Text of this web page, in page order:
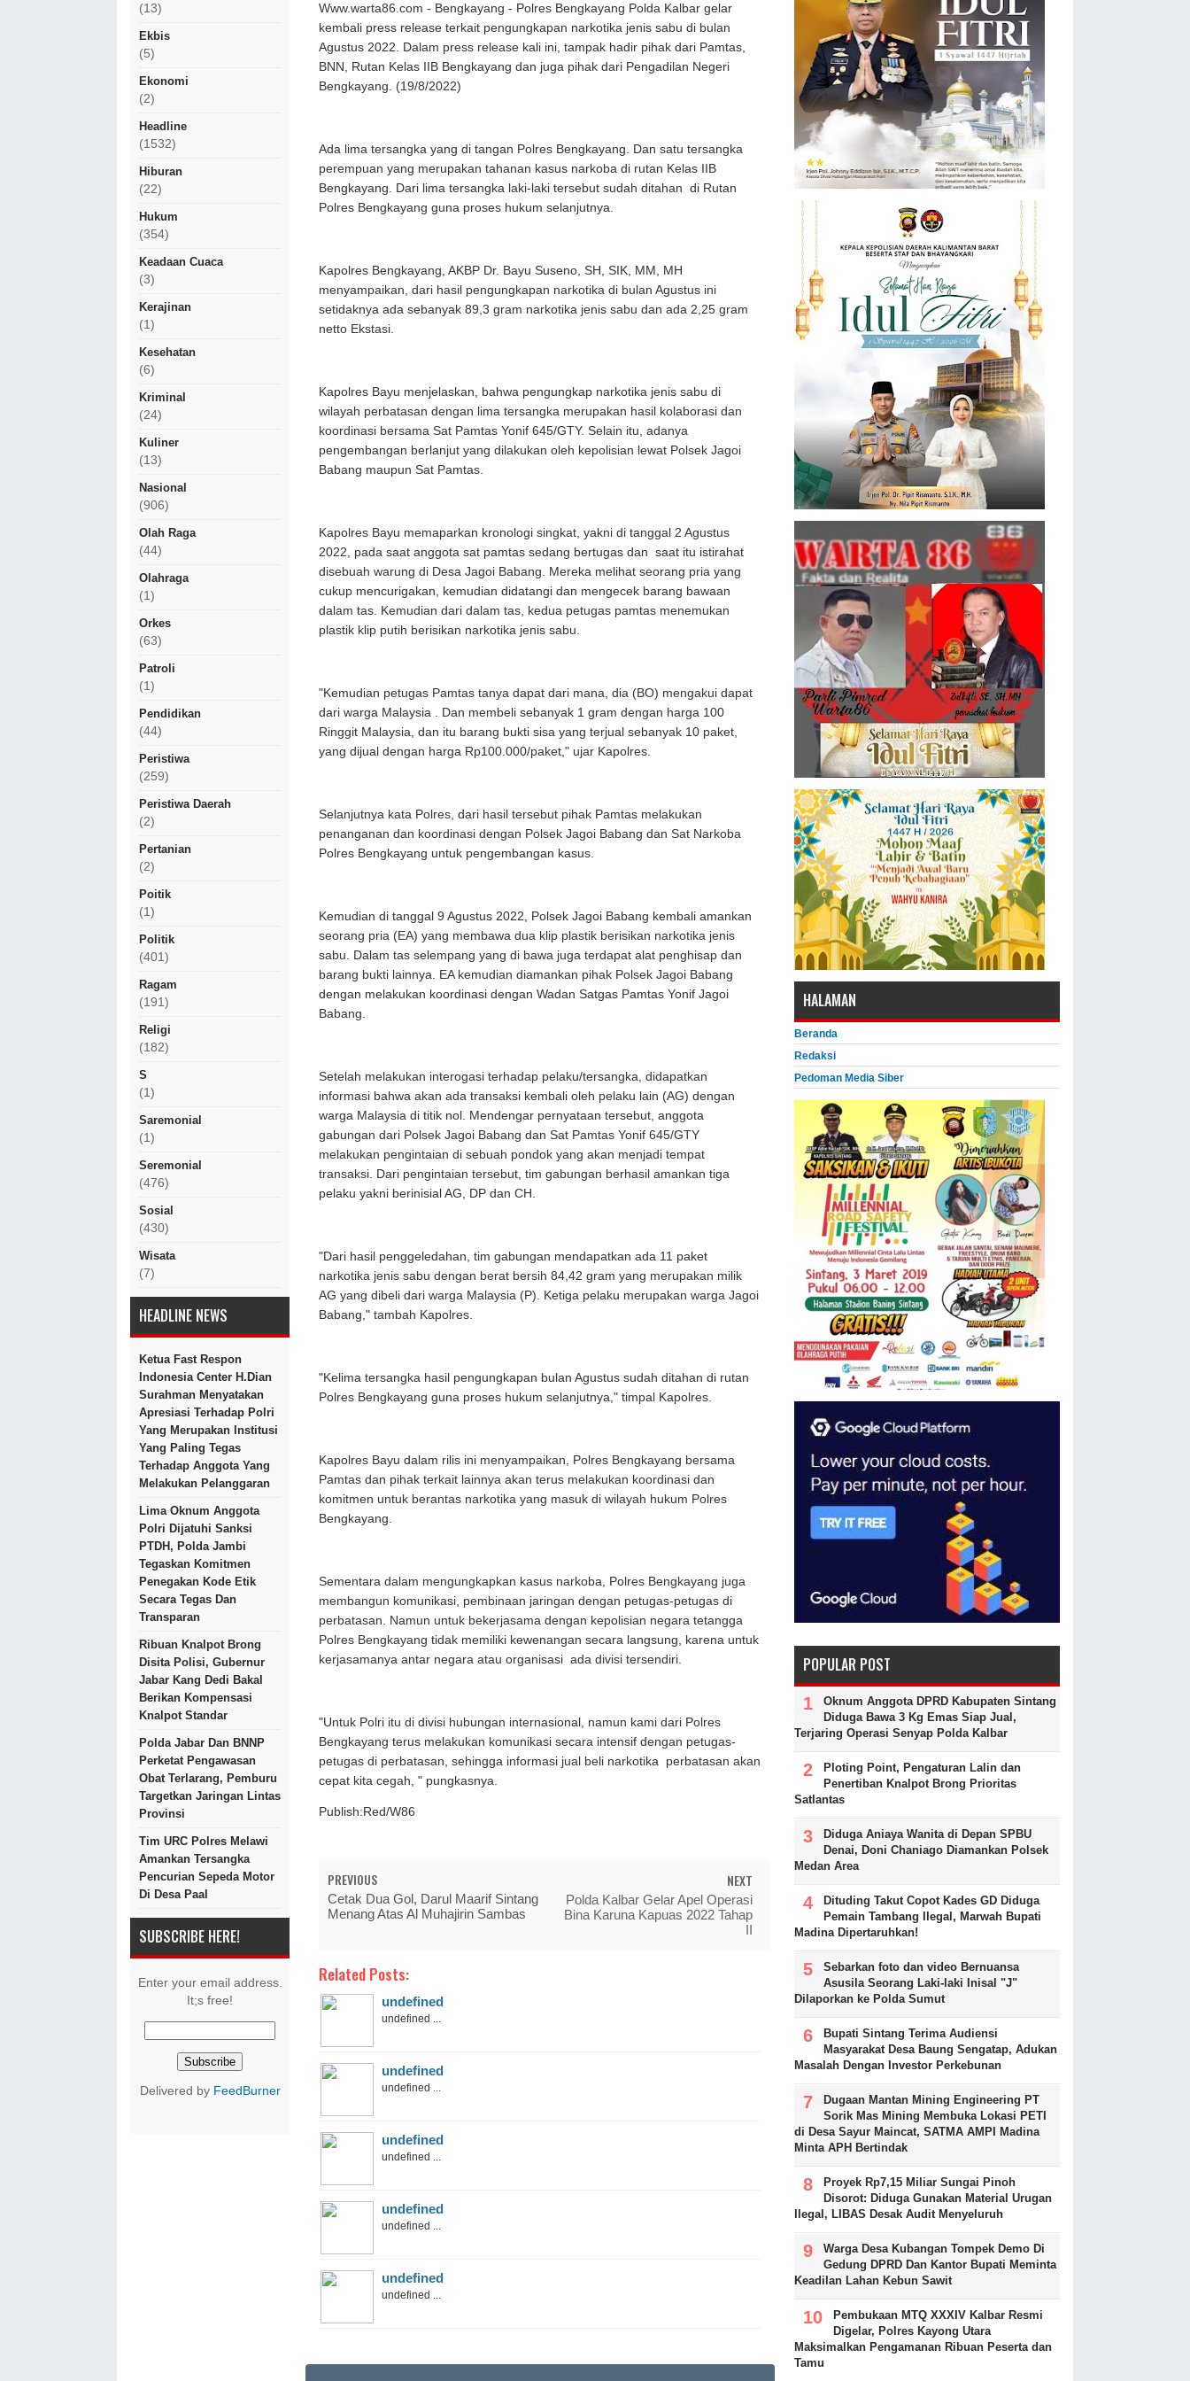
(13)
Ekbis
(5)
Ekonomi
(2)
Headline
(1532)
Hiburan
(22)
Hukum
(354)
Keadaan Cuaca
(3)
Kerajinan
(1)
Kesehatan
(6)
Kriminal
(24)
Kuliner
(13)
Nasional
(906)
Olah Raga
(44)
Olahraga
(1)
Orkes
(63)
Patroli
(1)
Pendidikan
(44)
Peristiwa
(259)
Peristiwa Daerah
(2)
Pertanian
(2)
Poitik
(1)
Politik
(401)
Ragam
(191)
Religi
(182)
S
(1)
Saremonial
(1)
Seremonial
(476)
Sosial
(430)
Wisata
(7)
HEADLINE NEWS
Ketua Fast Respon
Indonesia Center H.Dian
Surahman Menyatakan
Apresiasi Terhadap Polri
Yang Merupakan Institusi
Yang Paling Tegas
Terhadap Anggota Yang
Melakukan Pelanggaran
Lima Oknum Anggota
Polri Dijatuhi Sanksi
PTDH, Polda Jambi
Tegaskan Komitmen
Penegakan Kode Etik
Secara Tegas Dan
Transparan
Ribuan Knalpot Brong
Disita Polisi, Gubernur
Jabar Kang Dedi Bakal
Berikan Kompensasi
Knalpot Standar
Polda Jabar Dan BNNP
Perketat Pengawasan
Obat Terlarang, Pemburu
Targetkan Jaringan Lintas
Provinsi
Tim URC Polres Melawi
Amankan Tersangka
Pencurian Sepeda Motor
Di Desa Paal
SUBSCRIBE HERE!
Enter your email address.
It;s free!
Delivered by FeedBurner
Www.warta86.com - Bengkayang - Polres Bengkayang Polda Kalbar gelar
kembali press release terkait pengungkapan narkotika jenis sabu di bulan
Agustus 2022. Dalam press release kali ini, tampak hadir pihak dari Pamtas,
BNN, Rutan Kelas IIB Bengkayang dan juga pihak dari Pengadilan Negeri
Bengkayang. (19/8/2022)
Ada lima tersangka yang di tangan Polres Bengkayang. Dan satu tersangka
perempuan yang merupakan tahanan kasus narkoba di rutan Kelas IIB
Bengkayang. Dari lima tersangka laki-laki tersebut sudah ditahan di Rutan
Polres Bengkayang guna proses hukum selanjutnya.
Kapolres Bengkayang, AKBP Dr. Bayu Suseno, SH, SIK, MM, MH
menyampaikan, dari hasil pengungkapan narkotika di bulan Agustus ini
setidaknya ada sebanyak 89,3 gram narkotika jenis sabu dan ada 2,25 gram
netto Ekstasi.
Kapolres Bayu menjelaskan, bahwa pengungkap narkotika jenis sabu di
wilayah perbatasan dengan lima tersangka merupakan hasil kolaborasi dan
koordinasi bersama Sat Pamtas Yonif 645/GTY. Selain itu, adanya
pengembangan berlanjut yang dilakukan oleh kepolisian lewat Polsek Jagoi
Babang maupun Sat Pamtas.
Kapolres Bayu memaparkan kronologi singkat, yakni di tanggal 2 Agustus
2022, pada saat anggota sat pamtas sedang bertugas dan saat itu istirahat
disebuah warung di Desa Jagoi Babang. Mereka melihat seorang pria yang
cukup mencurigakan, kemudian didatangi dan mengecek barang bawaan
dalam tas. Kemudian dari dalam tas, kedua petugas pamtas menemukan
plastik klip putih berisikan narkotika jenis sabu.
"Kemudian petugas Pamtas tanya dapat dari mana, dia (BO) mengakui dapat
dari warga Malaysia . Dan membeli sebanyak 1 gram dengan harga 100
Ringgit Malaysia, dan itu barang bukti sisa yang terjual sebanyak 10 paket,
yang dijual dengan harga Rp100.000/paket," ujar Kapolres.
Selanjutnya kata Polres, dari hasil tersebut pihak Pamtas melakukan
penanganan dan koordinasi dengan Polsek Jagoi Babang dan Sat Narkoba
Polres Bengkayang untuk pengembangan kasus.
Kemudian di tanggal 9 Agustus 2022, Polsek Jagoi Babang kembali amankan
seorang pria (EA) yang membawa dua klip plastik berisikan narkotika jenis
sabu. Dalam tas selempang yang di bawa juga terdapat alat penghisap dan
barang bukti lainnya. EA kemudian diamankan pihak Polsek Jagoi Babang
dengan melakukan koordinasi dengan Wadan Satgas Pamtas Yonif Jagoi
Babang.
Setelah melakukan interogasi terhadap pelaku/tersangka, didapatkan
informasi bahwa akan ada transaksi kembali oleh pelaku lain (AG) dengan
warga Malaysia di titik nol. Mendengar pernyataan tersebut, anggota
gabungan dari Polsek Jagoi Babang dan Sat Pamtas Yonif 645/GTY
melakukan pengintaian di sebuah pondok yang akan menjadi tempat
transaksi. Dari pengintaian tersebut, tim gabungan berhasil amankan tiga
pelaku yakni berinisial AG, DP dan CH.
"Dari hasil penggeledahan, tim gabungan mendapatkan ada 11 paket
narkotika jenis sabu dengan berat bersih 84,42 gram yang merupakan milik
AG yang dibeli dari warga Malaysia (P). Ketiga pelaku merupakan warga Jagoi
Babang," tambah Kapolres.
"Kelima tersangka hasil pengungkapan bulan Agustus sudah ditahan di rutan
Polres Bengkayang guna proses hukum selanjutnya," timpal Kapolres.
Kapolres Bayu dalam rilis ini menyampaikan, Polres Bengkayang bersama
Pamtas dan pihak terkait lainnya akan terus melakukan koordinasi dan
komitmen untuk berantas narkotika yang masuk di wilayah hukum Polres
Bengkayang.
Sementara dalam mengungkapkan kasus narkoba, Polres Bengkayang juga
membangun komunikasi, pembinaan jaringan dengan petugas-petugas di
perbatasan. Namun untuk bekerjasama dengan kepolisian negara tetangga
Polres Bengkayang tidak memiliki kewenangan secara langsung, karena untuk
kerjasamanya antar negara atau organisasi ada divisi tersendiri.
"Untuk Polri itu di divisi hubungan internasional, namun kami dari Polres
Bengkayang terus melakukan komunikasi secara intensif dengan petugas-
petugas di perbatasan, sehingga informasi jual beli narkotika perbatasan akan
cepat kita cegah, " pungkasnya.
Publish:Red/W86
PREVIOUS
Cetak Dua Gol, Darul Maarif Sintang
Menang Atas Al Muhajirin Sambas
NEXT
Polda Kalbar Gelar Apel Operasi
Bina Karuna Kapuas 2022 Tahap
II
Related Posts:
undefined
undefined ...
undefined
undefined ...
undefined
undefined ...
undefined
undefined ...
undefined
undefined ...
HALAMAN
Beranda
Redaksi
Pedoman Media Siber
POPULAR POST
Oknum Anggota DPRD Kabupaten Sintang
Diduga Bawa 3 Kg Emas Siap Jual,
Terjaring Operasi Senyap Polda Kalbar
Ploting Point, Pengaturan Lalin dan
Penertiban Knalpot Brong Prioritas
Satlantas
Diduga Aniaya Wanita di Depan SPBU
Denai, Doni Chaniago Diamankan Polsek
Medan Area
Dituding Takut Copot Kades GD Diduga
Pemain Tambang Ilegal, Marwah Bupati
Madina Dipertaruhkan!
Sebarkan foto dan video Bernuansa
Asusila Seorang Laki-laki Inisal "J"
Dilaporkan ke Polda Sumut
Bupati Sintang Terima Audiensi
Masyarakat Desa Baung Sengatap, Adukan
Masalah Dengan Investor Perkebunan
Dugaan Mantan Mining Engineering PT
Sorik Mas Mining Membuka Lokasi PETI
di Desa Sayur Maincat, SATMA AMPI Madina
Minta APH Bertindak
Proyek Rp7,15 Miliar Sungai Pinoh
Disorot: Diduga Gunakan Material Urugan
Ilegal, LIBAS Desak Audit Menyeluruh
Warga Desa Kubangan Tompek Demo Di
Gedung DPRD Dan Kantor Bupati Meminta
Keadilan Lahan Kebun Sawit
Pembukaan MTQ XXXIV Kalbar Resmi
Digelar, Polres Kayong Utara
Maksimalkan Pengamanan Ribuan Peserta dan
Tamu